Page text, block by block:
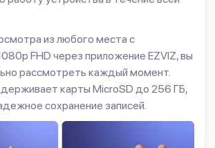
из любого места с
FHD через приложение EZVIZ, вы
рассмотреть каждый момент.
карты MicroSD до 256 ГБ,
сохранение записей.